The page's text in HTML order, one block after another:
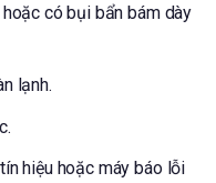
có bụi bẩn bám dày
lạnh.
hiệu hoặc máy báo lỗi